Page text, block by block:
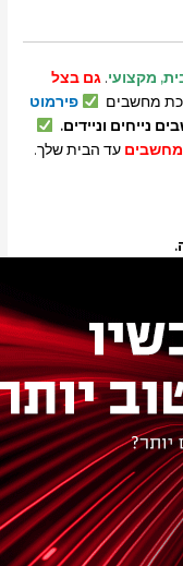
בצל
פירמוט
שלך.